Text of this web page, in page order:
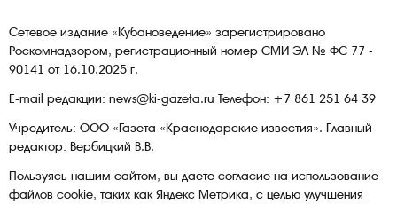
Сетевое издание «Кубановедение» зарегистрировано
Роскомнадзором, регистрационный номер СМИ ЭЛ № ФС 77 -
90141 от 16.10.2025 г.
E-mail редакции: news@ki-gazeta.ru Телефон: +7 861 251 64 39
Учредитель: ООО «Газета «Краснодарские известия». Главный
редактор: Вербицкий В.В.
Пользуясь нашим сайтом, вы даете согласие на использование
файлов сооkіе, таких как Яндекс Метрика, с целью улучшения